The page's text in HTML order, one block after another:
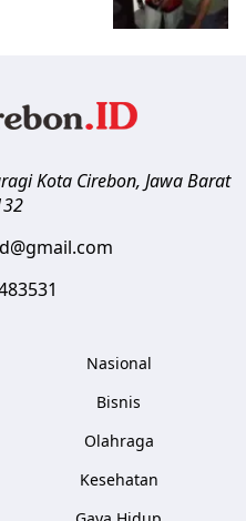
Kota Cirebon, Jawa Barat
Nasional
Bisnis
Olahraga
Kesehatan